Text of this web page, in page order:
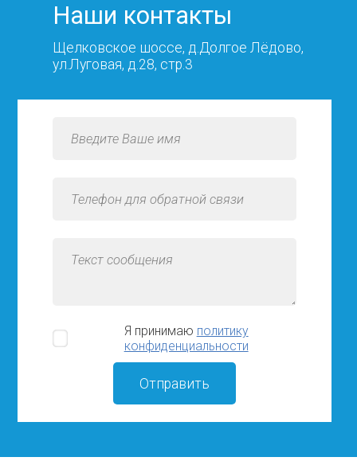
Наши контакты
Щелковское шоссе, д.Долгое Лёдово,
ул.Луговая, д.28, стр.3
Я принимаю политику
конфиденциальности